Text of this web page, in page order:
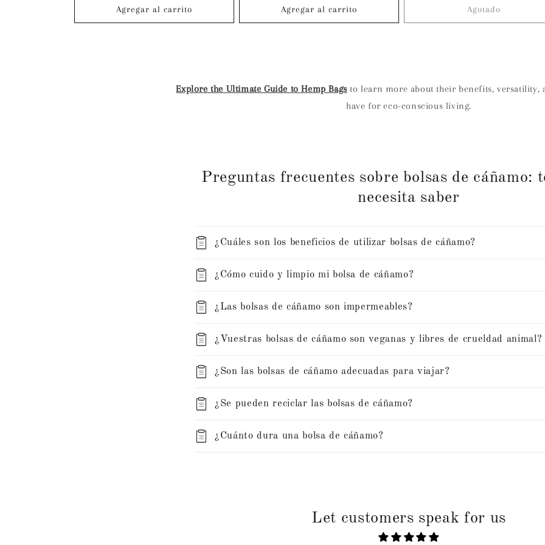
Agregar al carrito Agregar al carrito Agotado
Explore the Ultimate Guide to Hemp Bagsto learn more about their benefits, versatility,
have for eco-conscious living.
Preguntas frecuentes sobre bolsas de cáñamo:
necesita saber
¿Cuáles son los beneficios de utilizar bolsas de cáñamo?
¿Cómo cuido y limpio mi bolsa de cáñamo?
¿Las bolsas de cáñamo son impermeables?
¿Vuestras bolsas de cáñamo son veganas y libres de crueldad animal?
¿Son las bolsas de cáñamo adecuadas para viajar?
¿Se pueden reciclar las bolsas de cáñamo?
¿Cuánto dura una bolsa de cáñamo?
Let customers speak for us